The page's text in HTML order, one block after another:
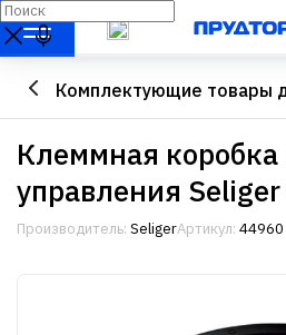
Комплектующие товары
Клеммная
управления
Производитель: SeligerАртикул: 44960